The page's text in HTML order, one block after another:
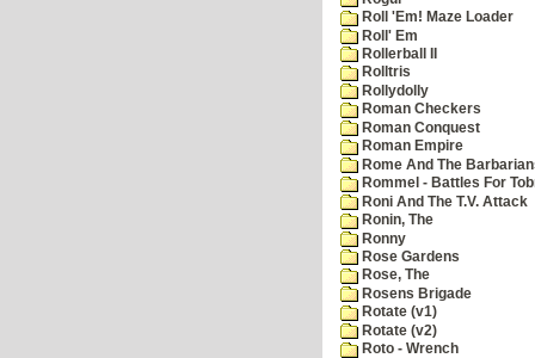
Roll 'Em! Maze Loader
Roll' Em
Rollerball II
Rolltris
Rollydolly
Roman Checkers
Roman Conquest
Roman Empire
Rome And The
Rommel - Battles For
Roni And The T.V. Attack
Ronin, The
Ronny
Rose Gardens
Rose, The
Rosens Brigade
Rotate (v1)
Rotate (v2)
Roto - Wrench